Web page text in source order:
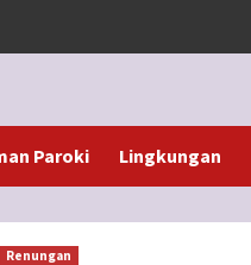
Paroki Lingkungan
Renungan